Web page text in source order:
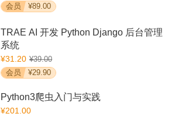
会员 ¥89.00
TRAE AI 开发 Python Django 后台管理
系统
¥31.20 ¥39.00
会员
¥29.90
Python3爬虫入门与实践
¥201.00